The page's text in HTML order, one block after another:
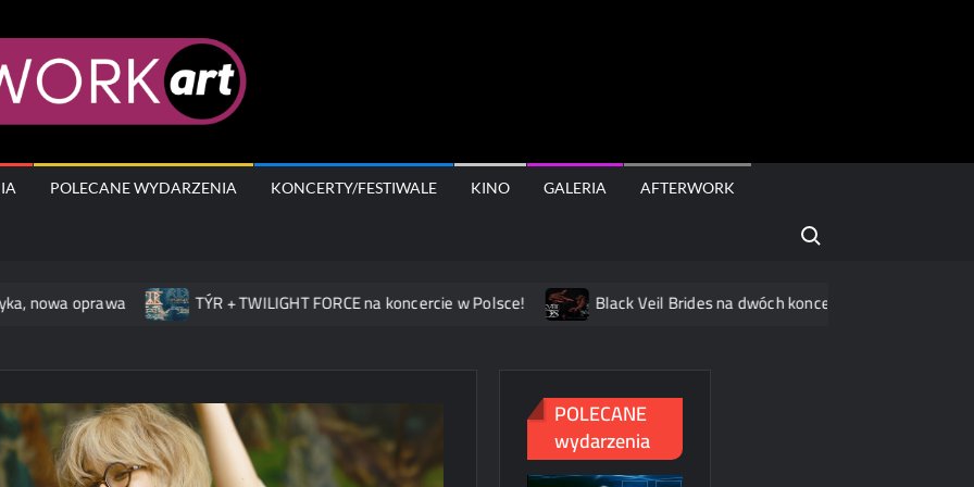
POLECANE WYDARZENIA KONCERTY/FESTIWALE KINO GALERIA AFTERWORK
Search for:
oprawa TÝR + TWILIGHT FORCE na koncercie w Polsce! Black Veil Brides na dwóch koncertach w Polsce
POLECANE
wydarzenia